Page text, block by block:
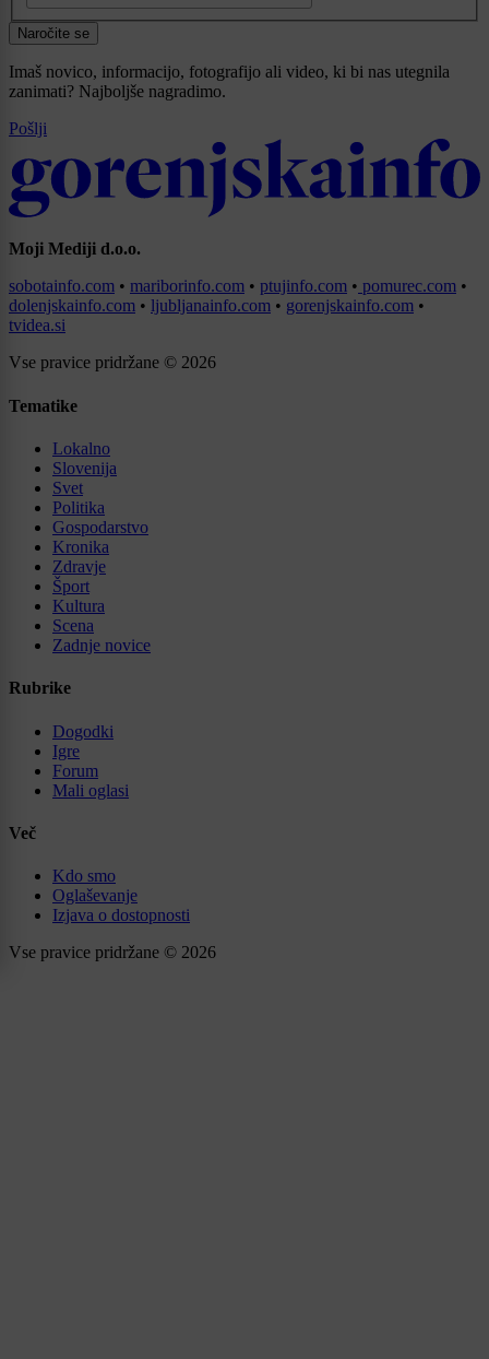
Naročite se
Imaš novico, informacijo, fotografijo ali video, ki bi nas utegnila
zanimati? Najboljše nagradimo.
Pošlji
Moji Mediji d.o.o.
sobotainfo.com • mariborinfo.com • ptujinfo.com • pomurec.com •
dolenjskainfo.com • ljubljanainfo.com • gorenjskainfo.com •
tvidea.si
Vse pravice pridržane © 2026
Tematike
Lokalno
Slovenija
Svet
Politika
Gospodarstvo
Kronika
Zdravje
Šport
Kultura
Scena
Zadnje novice
Rubrike
Dogodki
Igre
Forum
Mali oglasi
Več
Kdo smo
Oglaševanje
Izjava o dostopnosti
Vse pravice pridržane © 2026